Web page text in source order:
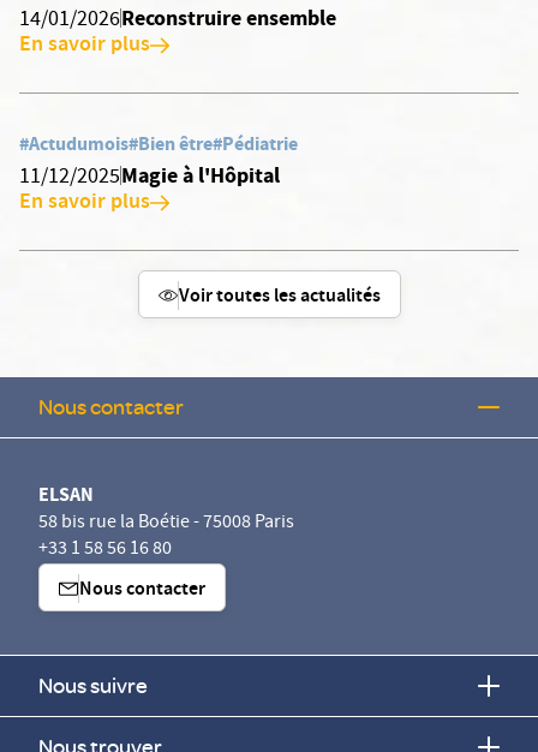
14/01/2026Reconstruire ensemble
En savoir plus
#Actudumois#Bien être#Pédiatrie
11/12/2025Magie à l'Hôpital
En savoir plus
Voir toutes les actualités
Nous contacter
ELSAN
58 bis rue la Boétie - 75008 Paris
+33 1 58 56 16 80
Nous contacter
Nous suivre